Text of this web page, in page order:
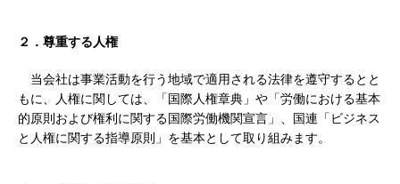
２．尊重する人権
当会社は事業活動を行う地域で適用される法律を遵守するとと
もに、人権に関しては、「国際人権章典」や「労働における基本
的原則および権利に関する国際労働機関宣言」、国連「ビジネス
と人権に関する指導原則」を基本として取り組みます。